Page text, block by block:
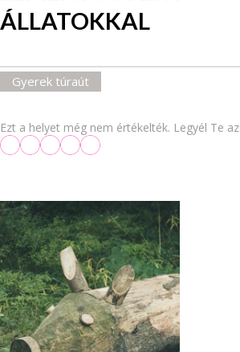
ÁLLATOKKAL
Gyerek túraút
Ezt a helyet még nem értékelték. Legyél Te